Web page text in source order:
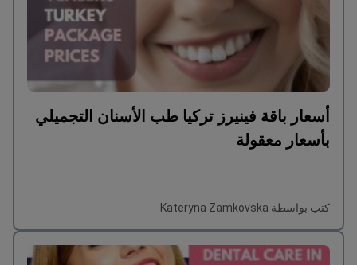
أسعار باقة فينيرز تركيا طب الأسنان التجميلي
بأسعار معقولة
كتب بواسطة Kateryna Zamkovska